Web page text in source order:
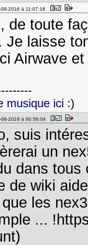
2016 à 11:07:16
de toute
Je laisse
Airwave
musique ici :)
08-2016 à 00:56:04
suis
un
dans
de wiki
les
...